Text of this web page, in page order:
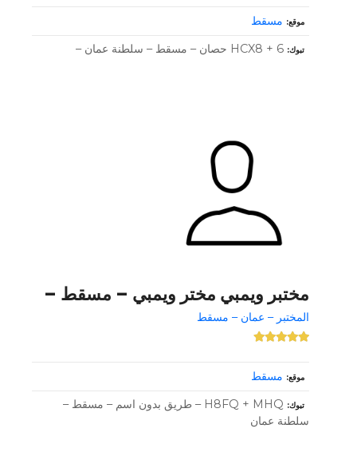
موقع مسقط
تبوك HCX8 + 6 حصان – مسقط – سلطنة عمان –
مختبر ويمبي مختر ويمبي – مسقط –
المختبر – عمان – مسقط
موقع مسقط
تبوك
H8FQ + MHQ – طريق بدون اسم – مسقط –
سلطنة عمان